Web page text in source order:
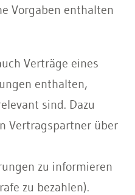
Vorgaben enthalten
Verträge eines
enthalten,
sind. Dazu
Vertragspartner über
zu informieren
zu bezahlen).